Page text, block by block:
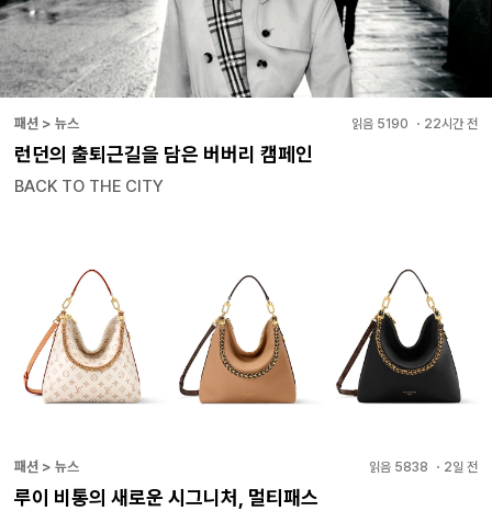
패션 > 뉴스 읽음 5190 ・ 22시간 전
런던의 출퇴근길을 담은 버버리 캠페인
BACK TO THE CITY
패션 > 뉴스 읽음 5838 ・ 2일 전
루이 비통의 새로운 시그니처, 멀티패스